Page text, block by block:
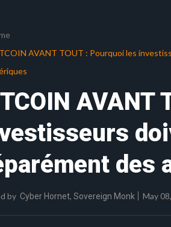
AVANT TOUT : Pourquoi les
AVANT
des
by Cyber Hornet, Sovereign Monk May